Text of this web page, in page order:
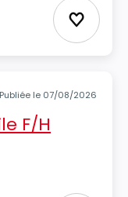
Ajouter
Publiée le 07/08/2026
F/H